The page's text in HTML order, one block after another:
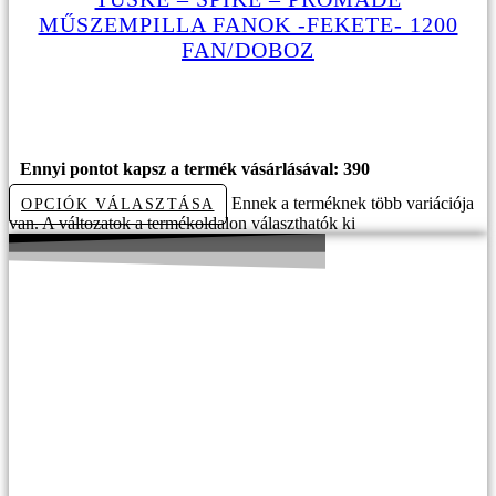
MŰSZEMPILLA FANOK -FEKETE- 1200
FAN/DOBOZ
Ennyi pontot kapsz a termék vásárlásával: 390
OPCIÓK VÁLASZTÁSA
Ennek a terméknek több variációja
van. A változatok a termékoldalon választhatók ki